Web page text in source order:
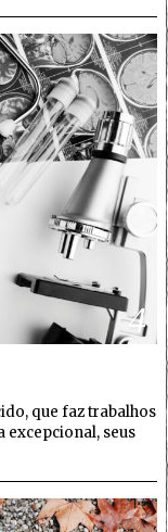
4
que faz trabalhos
excepcional, seus